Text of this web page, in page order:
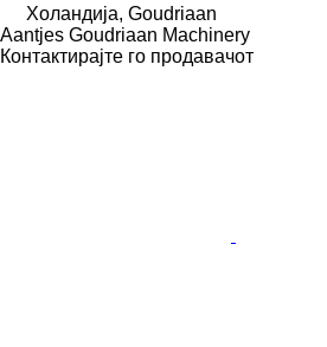
Холандија, Goudriaan
Aantjes Goudriaan Machinery
Контактирајте го продавачот